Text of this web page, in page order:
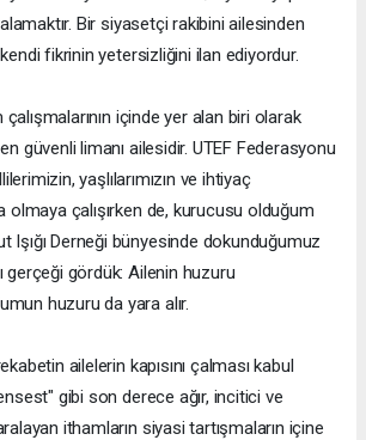
Bir siyasetçi rakibini ailesinden
fikrinin yetersizliğini ilan ediyordur.
çalışmalarının içinde yer alan biri olarak
güvenli limanı ailesidir. UTEF Federasyonu
yaşlılarımızın ve ihtiyaç
olmaya çalışırken de, kurucusu olduğum
Işığı Derneği bünyesinde dokunduğumuz
gerçeği gördük: Ailenin huzuru
huzuru da yara alır.
ailelerin kapısını çalması kabul
gibi son derece ağır, incitici ve
ithamların siyasi tartışmaların içine